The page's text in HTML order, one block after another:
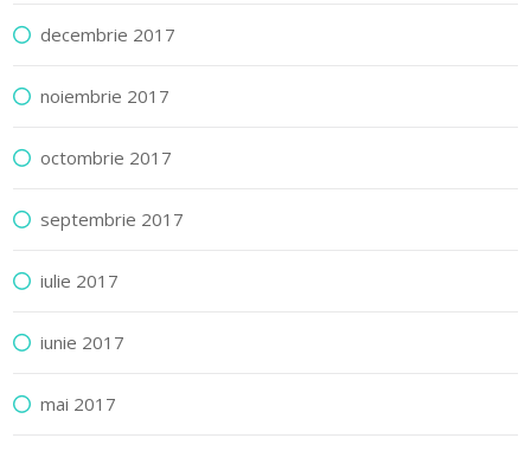
decembrie 2017
noiembrie 2017
octombrie 2017
septembrie 2017
iulie 2017
iunie 2017
mai 2017